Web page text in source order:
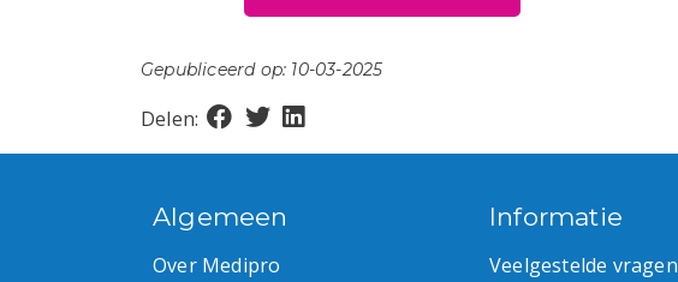
Gepubliceerd op: 10-03-2025
Delen:
Algemeen
Over Medipro
Informatie
Veelgestelde vragen